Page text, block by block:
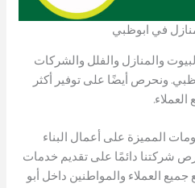
في ابوظبي
والمنازل والفلل والشركات
ونحرص أيضًا على توفير أكثر
المميزة على أعمال البناء
شركتنا دائمًا على تقديم خدمات
العملاء والمواطنين داخل أبو